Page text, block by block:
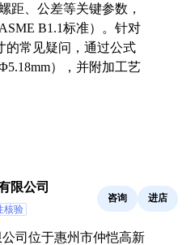
距、公差等关键参数，
B1.1标准）。针对
的常见疑问，通过公式
），并附加工艺
限公司
核验
咨询 进店
司位于惠州市仲恺高新